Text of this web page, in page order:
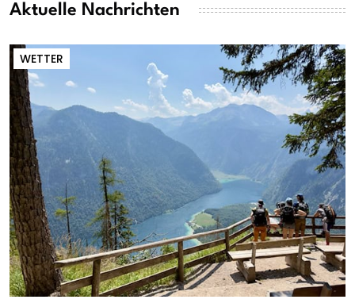
Aktuelle Nachrichten
WETTER